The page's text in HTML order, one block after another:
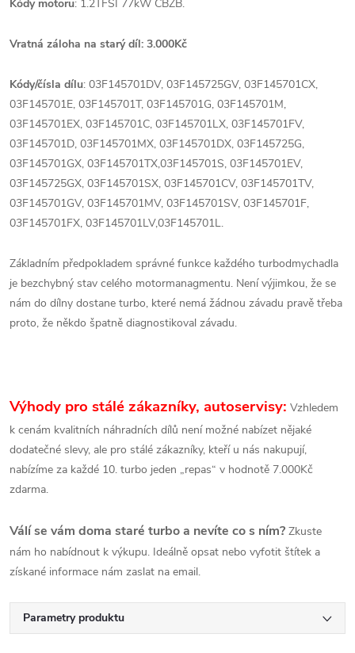
Kódy motoru: 1.2TFSI 77kW CBZB.
Vratná záloha na starý díl: 3.000Kč
Kódy/čísla dílu: 03F145701DV, 03F145725GV, 03F145701CX,
03F145701E, 03F145701T, 03F145701G, 03F145701M,
03F145701EX, 03F145701C, 03F145701LX, 03F145701FV,
03F145701D, 03F145701MX, 03F145701DX, 03F145725G,
03F145701GX, 03F145701TX,03F145701S, 03F145701EV,
03F145725GX, 03F145701SX, 03F145701CV, 03F145701TV,
03F145701GV, 03F145701MV, 03F145701SV, 03F145701F,
03F145701FX, 03F145701LV,03F145701L.
Základním předpokladem správné funkce každého turbodmychadla
je bezchybný stav celého motormanagmentu. Není výjimkou, že se
nám do dílny dostane turbo, které nemá žádnou závadu pravě třeba
proto, že někdo špatně diagnostikoval závadu.
Výhody pro stálé zákazníky, autoservisy: Vzhledem
k cenám kvalitních náhradních dílů není možné nabízet nějaké
dodatečné slevy, ale pro stálé zákazníky, kteří u nás nakupují,
nabízíme za každé 10. turbo jeden „repas“ v hodnotě 7.000Kč
zdarma.
Válí se vám doma staré turbo a nevíte co s ním? Zkuste
nám ho nabídnout k výkupu. Ideálně opsat nebo vyfotit štítek a
získané informace nám zaslat na email.
Parametry produktu